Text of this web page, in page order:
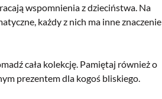
wspomnienia z dzieciństwa. Na
każdy z nich ma inne znaczenie
cała kolekcję. Pamiętaj również o
prezentem dla kogoś bliskiego.